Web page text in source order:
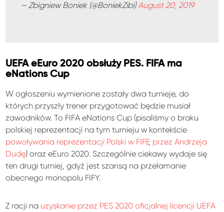
— Zbigniew Boniek (@BoniekZibi)August 20, 2019
UEFA eEuro 2020 obsłuży PES. FIFA ma
eNations Cup
W ogłoszeniu wymienione zostały dwa turnieje, do
których przyszły trener przygotować będzie musiał
zawodników. To FIFA eNations Cup (pisaliśmy o braku
polskiej reprezentacji na tym turnieju w kontekście
powoływania reprezentacji Polski w FIFĘ przez Andrzeja
Dudę) oraz eEuro 2020. Szczególnie ciekawy wydaje się
ten drugi turniej, gdyż jest szansą na przełamanie
obecnego monopolu FIFY.
Z racji na uzyskanie przez PES 2020 oficjalnej licencji UEFA